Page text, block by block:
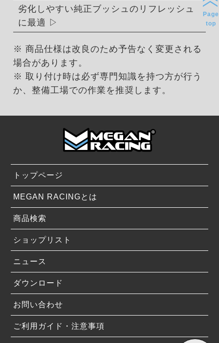
劣化しやすい純正ブッシュのリフレッシュ
に最適
※ 商品仕様は改良のため予告なく変更される
場合があります。
※ 取り付け時は必ず専門知識を持つ方が行う
か、整備工場での作業を推奨します。
トップページ
MEGAN RACINGとは
商品検索
ショップリスト
ニュース
ダウンロード
お問い合わせ
ご利用ガイド・注意事項
Page
top